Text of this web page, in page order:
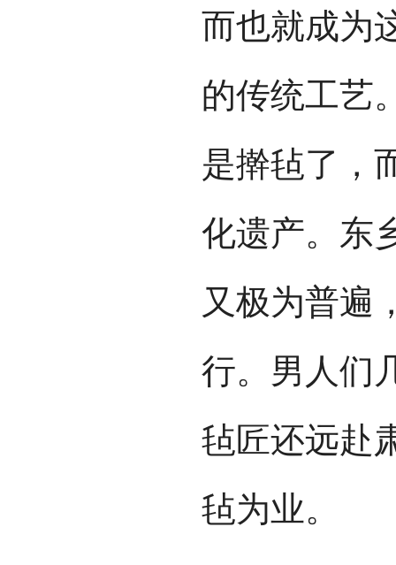
而也就成为
的传统工艺
是擀毡了，
化遗产。东
又极为普遍
行。男人们
毡匠还远赴
毡为业。